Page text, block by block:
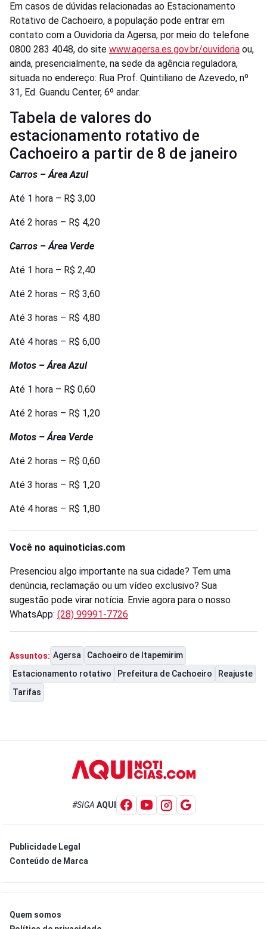
Em casos de dúvidas relacionadas ao Estacionamento
Rotativo de Cachoeiro, a população pode entrar em
contato com a Ouvidoria da Agersa, por meio do telefone
0800 283 4048, do site www.agersa.es.gov.br/ouvidoria ou,
ainda, presencialmente, na sede da agência reguladora,
situada no endereço: Rua Prof. Quintiliano de Azevedo, nº
31, Ed. Guandu Center, 6º andar.
Tabela de valores do
estacionamento rotativo de
Cachoeiro a partir de 8 de janeiro
Carros – Área Azul
Até 1 hora – R$ 3,00
Até 2 horas – R$ 4,20
Carros – Área Verde
Até 1 hora – R$ 2,40
Até 2 horas – R$ 3,60
Até 3 horas – R$ 4,80
Até 4 horas – R$ 6,00
Motos – Área Azul
Até 1 hora – R$ 0,60
Até 2 horas – R$ 1,20
Motos – Área Verde
Até 2 horas – R$ 0,60
Até 3 horas – R$ 1,20
Até 4 horas – R$ 1,80
Você no aquinoticias.com
Presenciou algo importante na sua cidade? Tem uma
denúncia, reclamação ou um vídeo exclusivo? Sua
sugestão pode virar notícia. Envie agora para o nosso
WhatsApp: (28) 99991-7726
Assuntos: Agersa
Cachoeiro de Itapemirim
Estacionamento rotativo
Prefeitura de Cachoeiro
Reajuste
Tarifas
#SIGA AQUI
Publicidade Legal
Conteúdo de Marca
Quem somos